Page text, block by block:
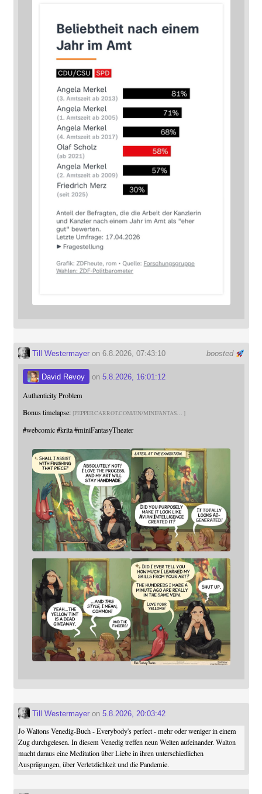
boosted
Till Westermayeron 6.8.2026, 07:43:10
David Revoy on 5.8.2026, 16:01:12
Authenticity Problem
Bonus timelapse: PEPPERCARROT.COM/EN/MINIFANTAS
#webcomic #krita #miniFantasyTheater
Till Westermayeron 5.8.2026, 20:03:42
Jo Waltons Venedig-Buch - Everybody's perfect - mehr oder weniger in einem
Zug durchgelesen. In diesem Venedig treffen neun Welten aufeinander. Walton
macht daraus eine Meditation über Liebe in ihren unterschiedlichen
Ausprägungen, über Verletzlichkeit und die Pandemie.